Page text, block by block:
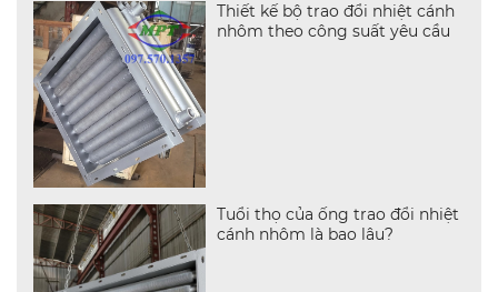
Thiết kế bộ trao đổi nhiệt cánh
nhôm theo công suất yêu cầu
Tuổi thọ của ống trao đổi nhiệt
cánh nhôm là bao lâu?